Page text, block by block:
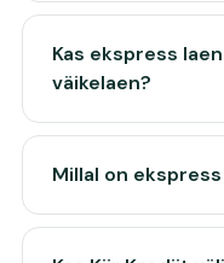
Kas ekspress
väikelaen?
Millal on